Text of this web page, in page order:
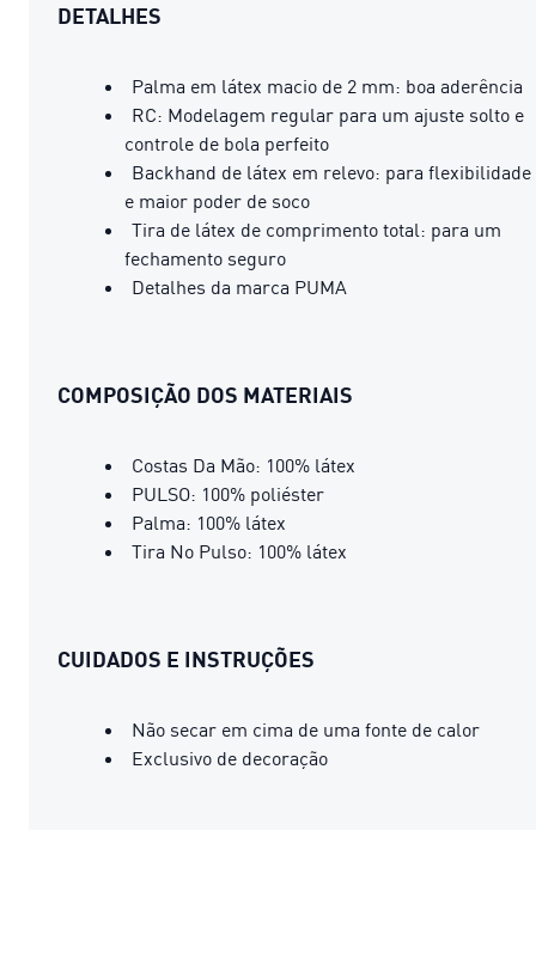
DETALHES
Palma em látex macio de 2 mm: boa aderência
RC: Modelagem regular para um ajuste solto e
controle de bola perfeito
Backhand de látex em relevo: para flexibilidade
e maior poder de soco
Tira de látex de comprimento total: para um
fechamento seguro
Detalhes da marca PUMA
COMPOSIÇÃO DOS MATERIAIS
Costas Da Mão: 100% látex
PULSO: 100% poliéster
Palma: 100% látex
Tira No Pulso: 100% látex
CUIDADOS E INSTRUÇÕES
Não secar em cima de uma fonte de calor
Exclusivo de decoração